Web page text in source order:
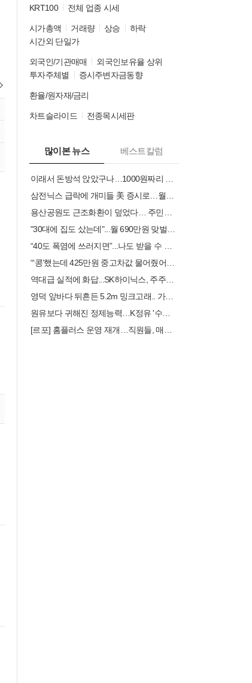
KRT100
전체 업종 시세
시가총액 거래량 상승
하락
시간외 단일가
외국인/기관매매
외국인보유율 상위
투자주체별
증시주변자금동향
환율/원자재/금리
차트슬라이드 전종목시세판
많이본 뉴스 베스트칼럼
역대급 실적에 화답...SK하이닉스, 주주환원 시점 3분기로 조기 발표
영덕 앞바다 뒤흔든 5.2m 밍크고래.. 가격이 무려